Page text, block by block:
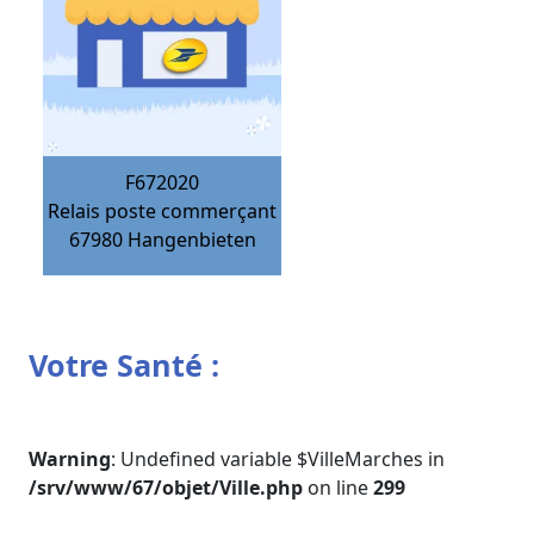
F672020
Relais poste commerçant
67980 Hangenbieten
Votre Santé :
Warning: Undefined variable $VilleMarches in
/srv/www/67/objet/Ville.php on line299